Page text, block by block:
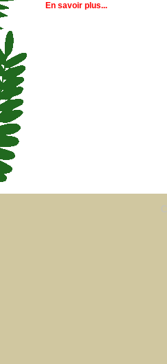
En savoir plus...